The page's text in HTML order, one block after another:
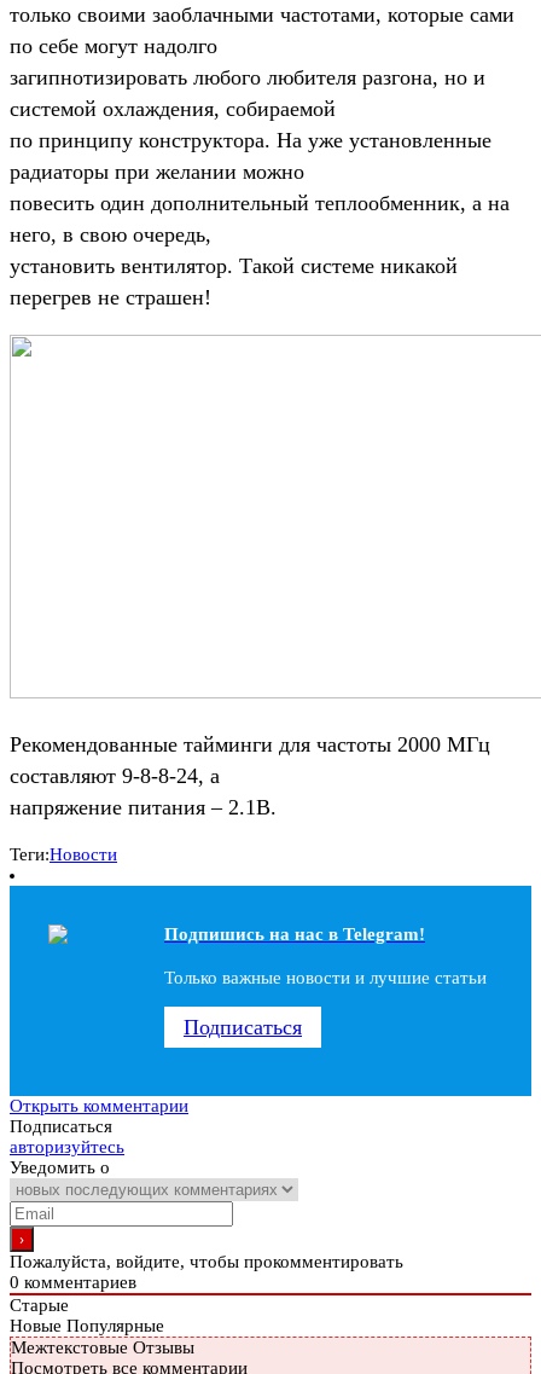
только своими заоблачными частотами, которые сами
по себе могут надолго
загипнотизировать любого любителя разгона, но и
системой охлаждения, собираемой
по принципу конструктора. На уже установленные
радиаторы при желании можно
повесить один дополнительный теплообменник, а на
него, в свою очередь,
установить вентилятор. Такой системе никакой
перегрев не страшен!
Рекомендованные тайминги для частоты 2000 МГц
составляют 9-8-8-24, а
напряжение питания – 2.1В.
Теги:Новости
Подпишись на наc в Telegram!
Только важные новости и лучшие статьи
Подписаться
Открыть комментарии
Подписаться
авторизуйтесь
Уведомить о
Пожалуйста, войдите, чтобы прокомментировать
0 комментариев
Старые
Новые Популярные
Межтекстовые Отзывы
Посмотреть все комментарии